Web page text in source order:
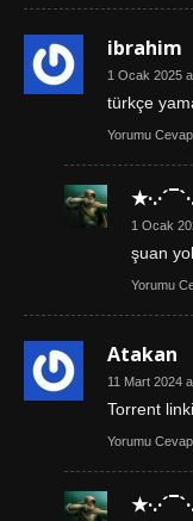
ibrahim
1 Ocak 2025
türkçe
Yorumu
1 Ocak
şuan
Yorumu
Atakan
11 Mart 2024
Torrent
Yorumu